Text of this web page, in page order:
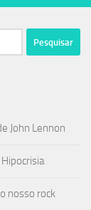
John Lennon
nosso rock